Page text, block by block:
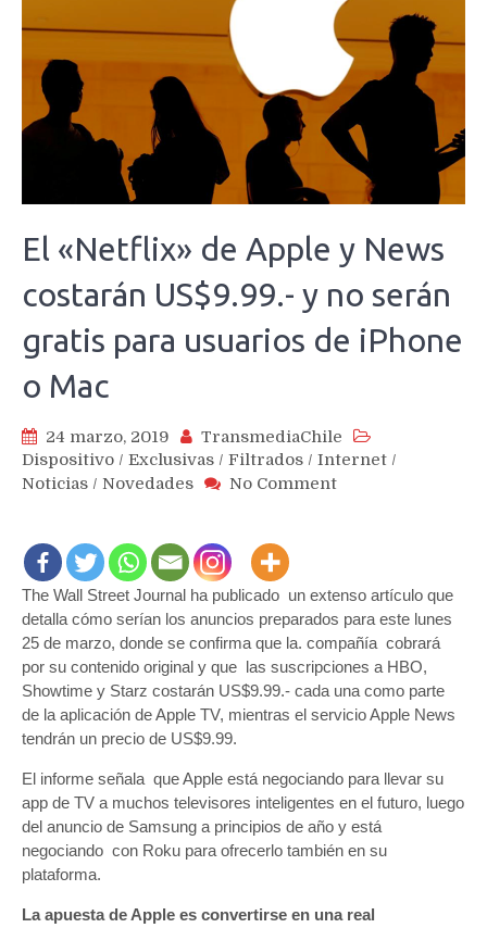
El «Netflix» de Apple y News
costarán US$9.99.- y no serán
gratis para usuarios de iPhone
o Mac
24 marzo, 2019
TransmediaChile
Dispositivo / Exclusivas / Filtrados / Internet /
Noticias / Novedades No Commenton
y
News
costarán
US$9.99.-
y
no
para
usuarios
de
iPhone
The Wall Street Journal ha publicado un extenso artículo que
detalla cómo serían los anuncios preparados para este lunes
25 de marzo, donde se confirma que la. compañía cobrará
por su contenido original y que las suscripciones a HBO,
Showtime y Starz costarán US$9.99.- cada una como parte
de la aplicación de Apple TV, mientras el servicio Apple News
tendrán un precio de US$9.99.
El informe señala que Apple está negociando para llevar su
app de TV a muchos televisores inteligentes en el futuro, luego
del anuncio de Samsung a principios de año y está
negociando con Roku para ofrecerlo también en su
plataforma.
La apuesta de Apple es convertirse en una real